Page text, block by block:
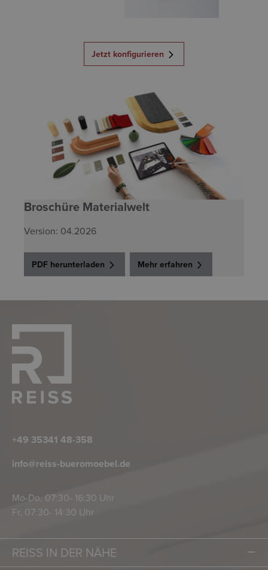
Jetzt konfigurieren
Broschüre Materialwelt
Version: 04.2026
PDF herunterladen Mehr erfahren
+49 35341 48-358
info@reiss-bueromoebel.de
Mo-Do, 07:30- 16:30 Uhr
Fr, 07:30- 14:30 Uhr
REISS IN DER NÄHE